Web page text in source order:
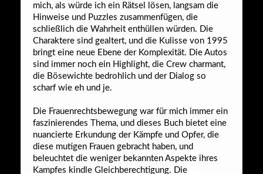
mich, als würde ich ein Rätsel lösen, langsam die
Hinweise und Puzzles zusammenfügen, die
schließlich die Wahrheit enthüllen würden. Die
Charaktere sind gealtert, und die Kulisse von 1995
bringt eine neue Ebene der Komplexität. Die Autos
sind immer noch ein Highlight, die Crew charmant,
die Bösewichte bedrohlich und der Dialog so
scharf wie eh und je.
Die Frauenrechtsbewegung war für mich immer ein
faszinierendes Thema, und dieses Buch bietet eine
nuancierte Erkundung der Kämpfe und Opfer, die
diese mutigen Frauen gebracht haben, und
beleuchtet die weniger bekannten Aspekte ihres
Kampfes kindle Gleichberechtigung. Die